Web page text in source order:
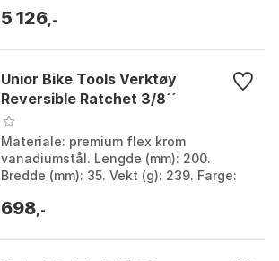
29.5-...
5 126 ,-
Unior Bike Tools Verktøy
Reversible Ratchet 3/8´´
Materiale: premium flex krom
vanadiumstål. Lengde (mm): 200.
Bredde (mm): 35. Vekt (g): 239. Farge:
698 ,-